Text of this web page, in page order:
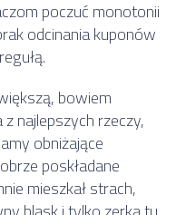
poczuć monotonii
odcinania kuponów
bowiem
najlepszych rzeczy,
obniżające
poskładane
mieszkał strach,